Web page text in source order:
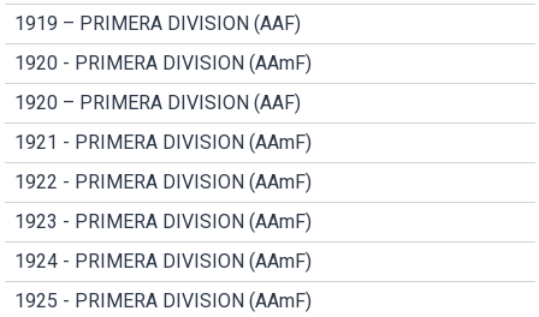
1919 – PRIMERA DIVISION (AAF)
1920 - PRIMERA DIVISION (AAmF)
1920 – PRIMERA DIVISION (AAF)
1921 - PRIMERA DIVISION (AAmF)
1922 - PRIMERA DIVISION (AAmF)
1923 - PRIMERA DIVISION (AAmF)
1924 - PRIMERA DIVISION (AAmF)
1925 - PRIMERA DIVISION (AAmF)